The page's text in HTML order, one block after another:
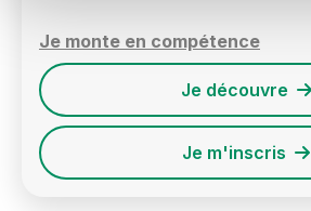
Je monte en compétence
Je découvre
Je m'inscris